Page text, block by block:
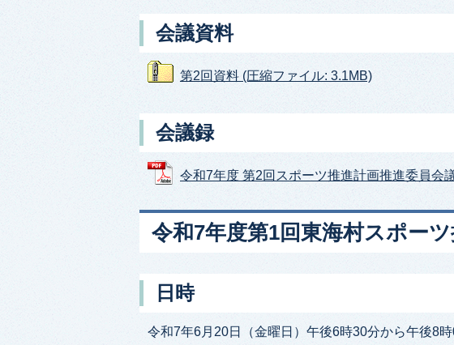
会議資料
第2回資料 (圧縮ファイル: 3.1MB)
会議録
令和7年度 第2回スポーツ推進計画推進委員会
令和7年度第1回東海村スポー
日時
令和7年6月20日（金曜日）午後6時30分から午後8